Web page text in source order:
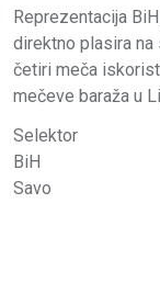
Reprezentacija
direktno plasira na
četiri meča
mečeve baraža u
Selektor
BiH
Savo